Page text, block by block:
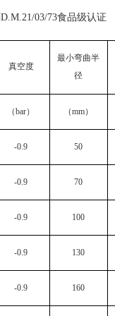
D.M.21/03/73食品级认证
真空度
最小弯曲半
径
（bar） （mm）
-0.9 50
-0.9 70
-0.9 100
-0.9 130
-0.9 160